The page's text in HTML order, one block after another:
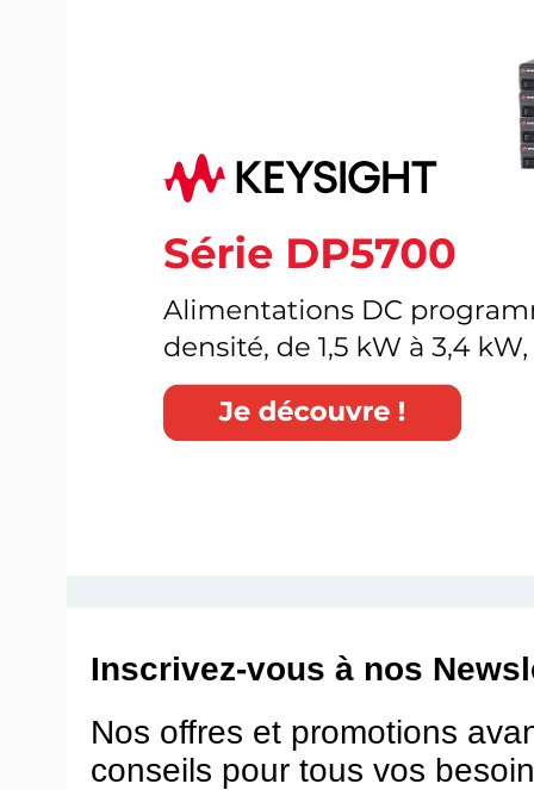
Inscrivez-vous à nos
Nos offres et promotions
conseils pour tous vos